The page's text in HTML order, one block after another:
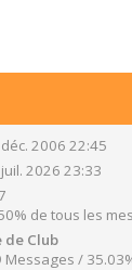
2006 22:45
2026 23:33
de tous les
de Club
Messages /